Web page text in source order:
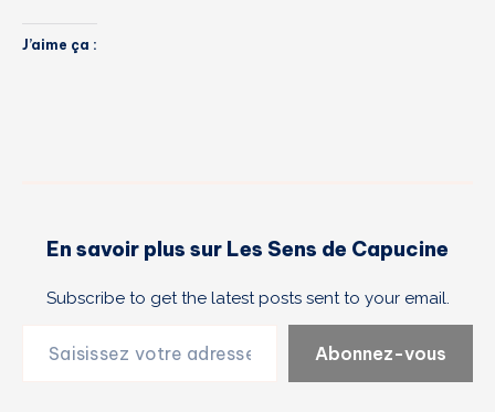
J’aime ça :
En savoir plus sur Les Sens de Capucine
Subscribe to get the latest posts sent to your email.
Abonnez-vous